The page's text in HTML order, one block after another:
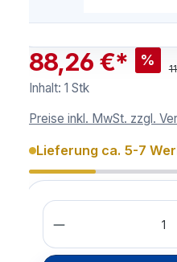
88,26 €* %
Inhalt: 1 Stk
Preise inkl. MwSt. zzgl.
Lieferung ca. 5-7
Anzahl